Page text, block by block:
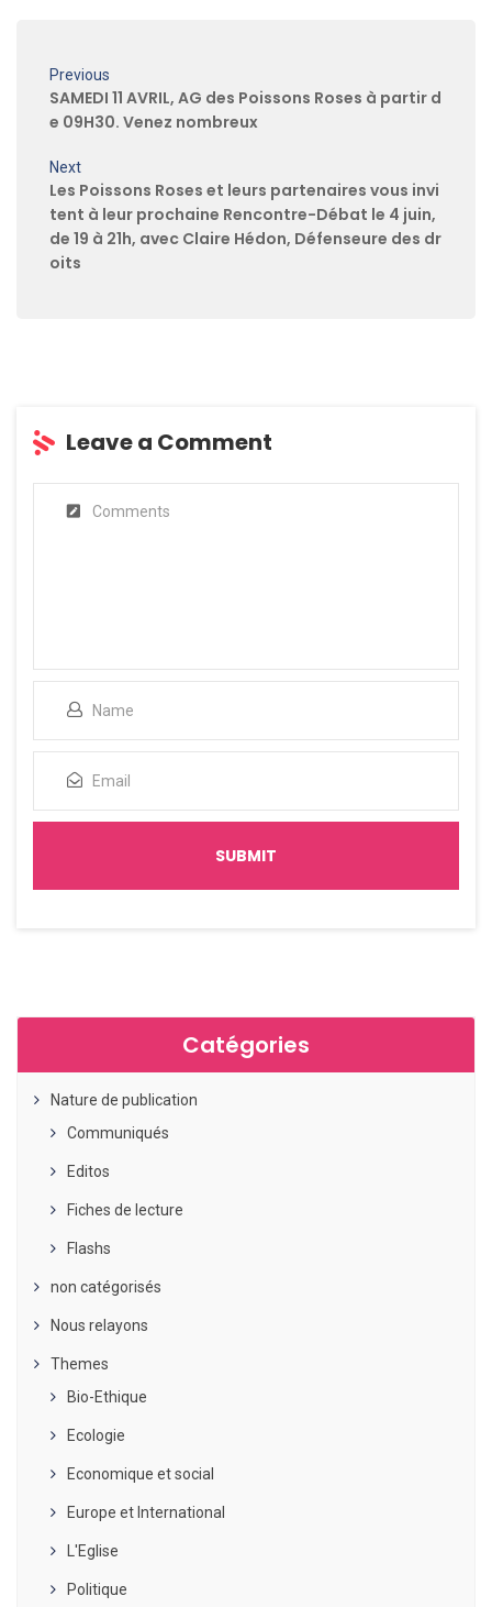
Previous
SAMEDI 11 AVRIL, AG des Poissons Roses à partir d
e 09H30. Venez nombreux
Next
Les Poissons Roses et leurs partenaires vous invi
tent à leur prochaine Rencontre-Débat le 4 juin,
de 19 à 21h, avec Claire Hédon, Défenseure des dr
oits
Leave a Comment
Catégories
Nature de publication
Communiqués
Editos
Fiches de lecture
Flashs
non catégorisés
Nous relayons
Themes
Bio-Ethique
Ecologie
Economique et social
Europe et International
L'Eglise
Politique